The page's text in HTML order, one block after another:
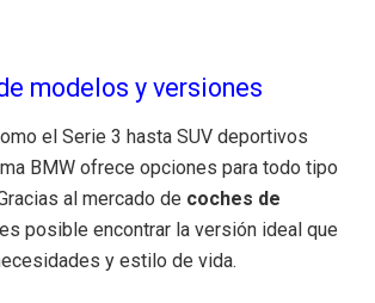
modelos y versiones
el Serie 3 hasta SUV deportivos
BMW ofrece opciones para todo tipo
al mercado de coches de
posible encontrar la versión ideal que
y estilo de vida.